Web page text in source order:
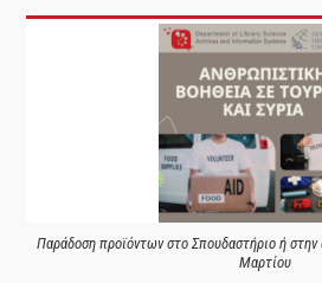
Παράδοση προϊόντων στο Σπουδαστήριο ή
Μαρτίου